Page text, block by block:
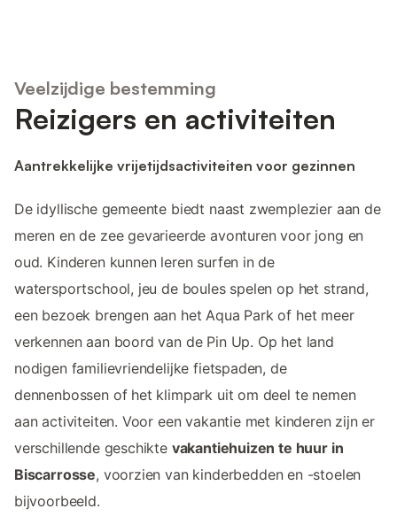
Veelzijdige bestemming
Reizigers en activiteiten
Aantrekkelijke vrijetijdsactiviteiten voor gezinnen
De idyllische gemeente biedt naast zwemplezier aan de
meren en de zee gevarieerde avonturen voor jong en
oud. Kinderen kunnen leren surfen in de
watersportschool, jeu de boules spelen op het strand,
een bezoek brengen aan het Aqua Park of het meer
verkennen aan boord van de Pin Up. Op het land
nodigen familievriendelijke fietspaden, de
dennenbossen of het klimpark uit om deel te nemen
aan activiteiten. Voor een vakantie met kinderen zijn er
verschillende geschikte vakantiehuizen te huur in
Biscarrosse, voorzien van kinderbedden en -stoelen
bijvoorbeeld.